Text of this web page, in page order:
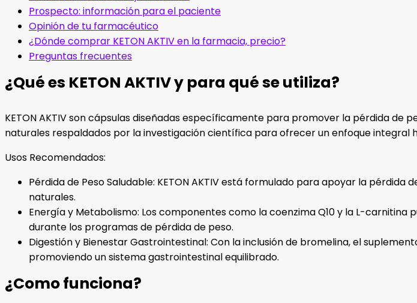
Prospecto: información para el paciente
Opinión de tu farmacéutico
¿Dónde comprar KETON AKTIV en la farmacia, precio?
Preguntas frecuentes
¿Qué es KETON AKTIV y para qué se utiliza?
KETON AKTIV son cápsulas diseñadas específicamente para promover la pérdida de
naturales respaldados por la investigación científica para ofrecer un enfoque integral
Usos Recomendados:
Pérdida de Peso Saludable: KETON AKTIV está formulado para apoyar la
naturales.
Energía y Metabolismo: Los componentes como la coenzima Q10 y la L-
durante los programas de pérdida de peso.
Digestión y Bienestar Gastrointestinal: Con la inclusión de bromelina, el
promoviendo un sistema gastrointestinal equilibrado.
¿Como funciona?